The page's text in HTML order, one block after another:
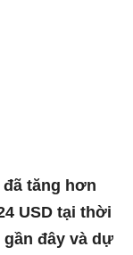
tăng hơn
USD tại thời
đây và dự